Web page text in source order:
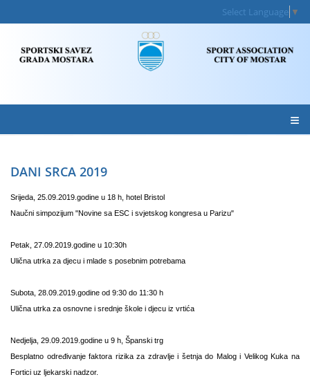
Select Language ▼
≡
DANI SRCA 2019
Srijeda, 25.09.2019.godine u 18 h, hotel Bristol
Naučni simpozijum "Novine sa ESC i svjetskog kongresa u Parizu"
Petak, 27.09.2019.godine u 10:30h
Ulična utrka za djecu i mlade s posebnim potrebama
Subota, 28.09.2019.godine od 9:30 do 11:30 h
Ulična utrka za osnovne i srednje škole i djecu iz vrtića
Nedjelja, 29.09.2019.godine u 9 h, Španski trg
Besplatno određivanje faktora rizika za zdravlje i šetnja do Malog i Velikog Kuka na
Fortici uz ljekarski nadzor.